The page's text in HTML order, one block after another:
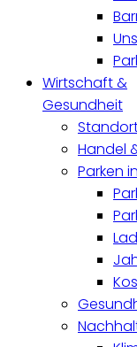
Wirtschaft &
Gesundheit
Handel
Parken